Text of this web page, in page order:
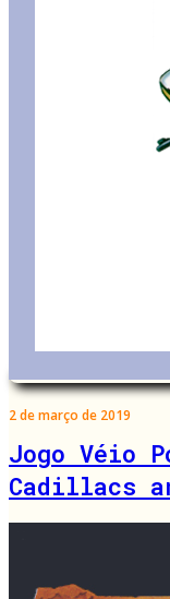
2 de março de 2019
Jogo Véio
Cadillacs